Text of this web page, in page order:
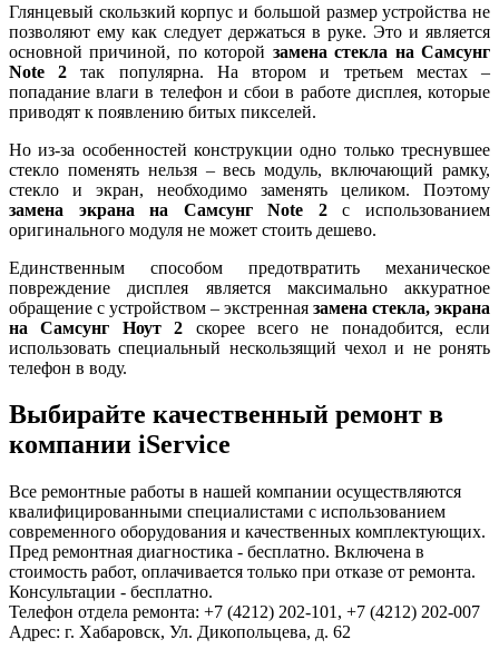
Глянцевый скользкий корпус и большой размер устройства не
позволяют ему как следует держаться в руке. Это и является
основной причиной, по которой замена стекла на Самсунг
Note 2 так популярна. На втором и третьем местах –
попадание влаги в телефон и сбои в работе дисплея, которые
приводят к появлению битых пикселей.
Но из-за особенностей конструкции одно только треснувшее
стекло поменять нельзя – весь модуль, включающий рамку,
стекло и экран, необходимо заменять целиком. Поэтому
замена экрана на Самсунг Note 2с использованием
оригинального модуля не может стоить дешево.
Единственным способом предотвратить механическое
повреждение дисплея является максимально аккуратное
обращение с устройством – экстренная замена стекла, экрана
на Самсунг Ноут 2 скорее всего не понадобится, если
использовать специальный нескользящий чехол и не ронять
телефон в воду.
Выбирайте качественный ремонт в
компании iService
Все ремонтные работы в нашей компании осуществляются
квалифицированными специалистами с использованием
современного оборудования и качественных комплектующих.
Пред ремонтная диагностика - бесплатно. Включена в
стоимость работ, оплачивается только при отказе от ремонта.
Консультации - бесплатно.
Телефон отдела ремонта: +7 (4212) 202-101, +7 (4212) 202-007
Адрес: г. Хабаровск, Ул. Дикопольцева, д. 62